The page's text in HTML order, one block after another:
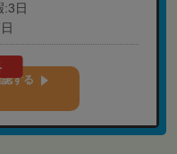
:3日
する